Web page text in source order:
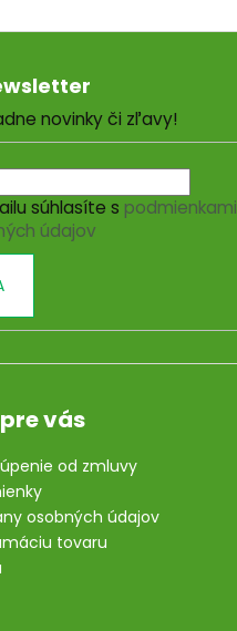
novinky či zľavy!
súhlasíte s podmienkami
údajov
vás
od zmluvy
osobných údajov
tovaru